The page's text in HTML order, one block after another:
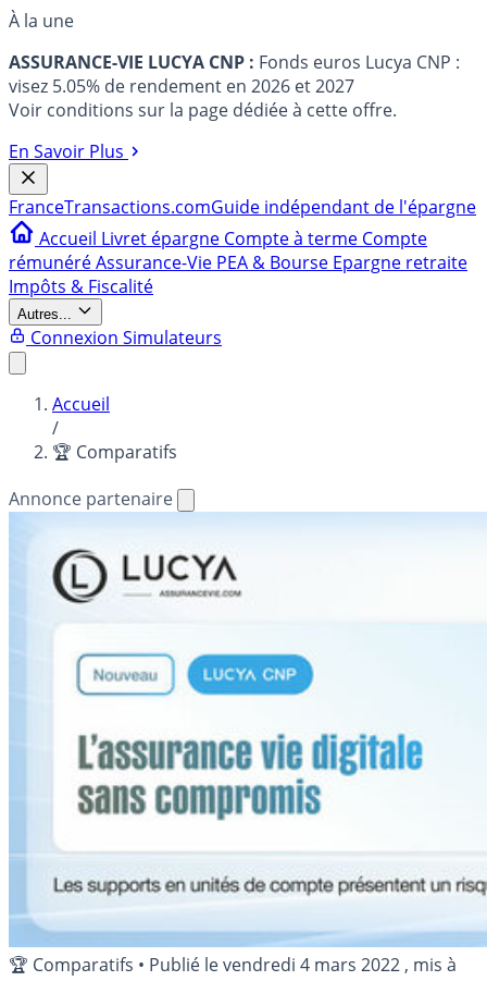
À la une
ASSURANCE-VIE LUCYA CNP : Fonds euros Lucya CNP :
visez 5.05% de rendement en 2026 et 2027
Voir conditions sur la page dédiée à cette offre.
En Savoir Plus
FranceTransactions.comGuide indépendant de l'épargne
Accueil Livret épargne Compte à terme Compte
rémunéréAssurance-Vie PEA & Bourse Epargne retraite
Impôts & Fiscalité
Autres...
Connexion Simulateurs
Accueil
/
🏆 Comparatifs
Annonce partenaire
🏆 Comparatifs • Publié levendredi 4 mars 2022 , mis à